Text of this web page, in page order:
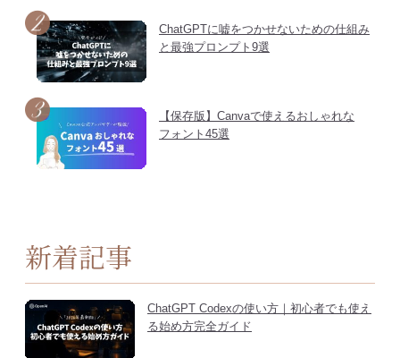
ChatGPTに嘘をつかせないための仕組み
と最強プロンプト9選
【保存版】Canvaで使えるおしゃれな
フォント45選
新着記事
ChatGPT Codexの使い方｜初心者でも使え
る始め方完全ガイド